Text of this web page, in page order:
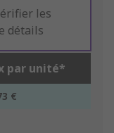
les
détails
par unité*
€